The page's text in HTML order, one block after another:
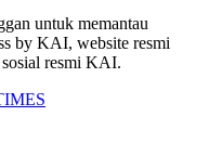
untuk memantau
by KAI, website resmi
resmi KAI.